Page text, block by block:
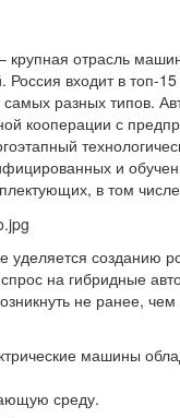
крупная отрасль
Россия входит в топ-
самых разных типов.
кооперации с
и
в том
созданию
на гибридные
не ранее,
машины
среду.